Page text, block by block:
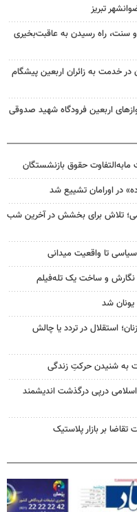
تبریز
سنت، راه رسیدن به عاقبت‌بخیری
خدمت به زائران اربعین پیشگام
مابه‌التفاوت حقوق بازنشستگان
در اورامان تشییع شد
تلاش برای بخشش در آخرین شب
تا واقعیت میدانی
نگارش و ساخت یک تله‌فیلم
یونان شد
استقلال در تردد یا چالش
به شنیدن حرکتِ زندگی
درپی درگذشت اندیشمند
بر بازار پلاستیک